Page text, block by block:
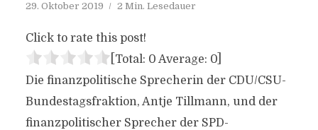
29. Oktober 2019 2 Min. Lesedauer
Click to rate this post!
[Total: 0 Average: 0]
Die finanzpolitische Sprecherin der CDU/CSU-
Bundestagsfraktion, Antje Tillmann, und der
finanzpolitischer Sprecher der SPD-